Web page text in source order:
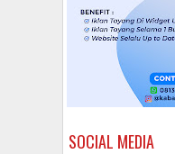
SOCIAL MEDIA